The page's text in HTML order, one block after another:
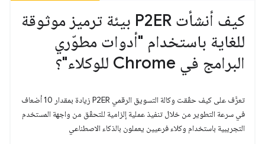
كيف أنشأت P2ER بيئة ترميز موثوقة
للغاية باستخدام "أدوات مطوّري
البرامج في Chrome للوكلاء"؟
تعرَّف على كيف حقّقت وكالة التسويق الرقمي P2ER زيادة بمقدار 10 أضعاف
في سرعة التطوير من خلال تنفيذ عملية إلزامية للتحقّق من واجهة المستخدم
التجريبية باستخدام وكلاء فرعيين يعملون بالذكاء الاصطناعي